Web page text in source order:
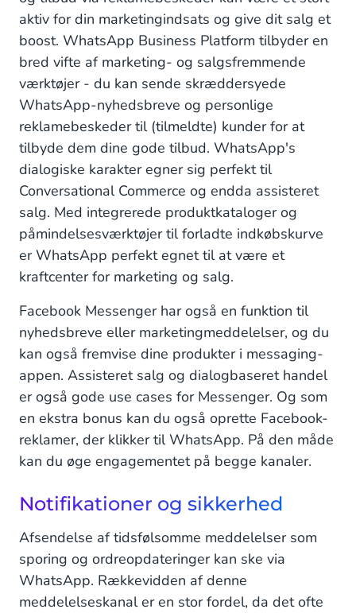
aktiv for din marketingindsats og give dit salg et
boost. WhatsApp Business Platform tilbyder en
bred vifte af marketing- og salgsfremmende
værktøjer - du kan sende skræddersyede
WhatsApp-nyhedsbreve og personlige
reklamebeskeder til (tilmeldte) kunder for at
tilbyde dem dine gode tilbud. WhatsApp's
dialogiske karakter egner sig perfekt til
Conversational Commerce og endda assisteret
salg. Med integrerede produktkataloger og
påmindelsesværktøjer til forladte indkøbskurve
er WhatsApp perfekt egnet til at være et
kraftcenter for marketing og salg.
Facebook Messenger har også en funktion til
nyhedsbreve eller marketingmeddelelser, og du
kan også fremvise dine produkter i messaging-
appen. Assisteret salg og dialogbaseret handel
er også gode use cases for Messenger. Og som
en ekstra bonus kan du også oprette Facebook-
reklamer, der klikker til WhatsApp. På den måde
kan du øge engagementet på begge kanaler.
Notifikationer og sikkerhed
Afsendelse af tidsfølsomme meddelelser som
sporing og ordreopdateringer kan ske via
WhatsApp. Rækkevidden af denne
meddelelseskanal er en stor fordel, da det ofte